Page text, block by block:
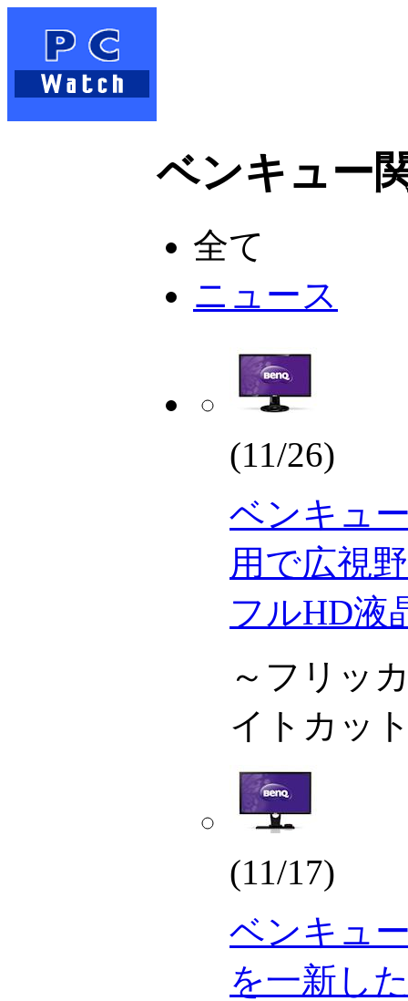
ベンキュー
全て
ニュース
(11/26)
ベンキュ
用で広視
フルHD液
～フリッ
イトカッ
(11/17)
ベンキュ
を一新し